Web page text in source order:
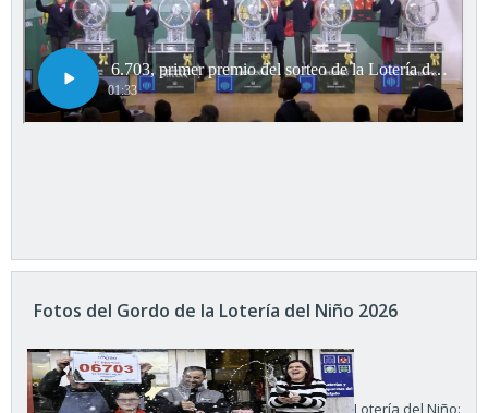
Fotos del Gordo de la Lotería del Niño 2026
Lotería del Niño: